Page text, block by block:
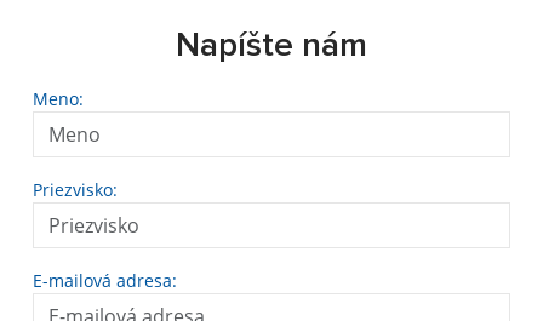
Napíšte nám
Meno:
Priezvisko:
E-mailová adresa: